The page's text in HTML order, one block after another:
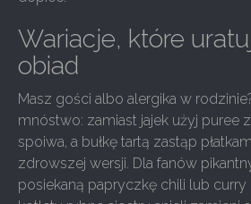
Wariacje, które
obiad
Masz gości albo alergika w
mnóstwo: zamiast jajek użyj puree
spoiwa, a bułkę tartą zastąp
zdrowszej wersji. Dla fanów
posiekaną papryczkę chili lub